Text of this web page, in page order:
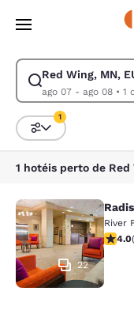
Pular Para Conteúdo
Red Wing, MN,
ago 07 - ago 08•
Modificar pesquisa
Classificar e
1
Radisson
22
River
4.0(